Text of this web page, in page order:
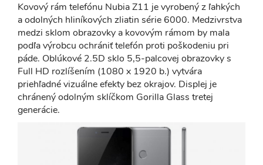
Kovový rám telefónu Nubia Z11 je vyrobený z ľahkých
a odolných hliníkových zliatin série 6000. Medzivrstva
medzi sklom obrazovky a kovovým rámom by mala
podľa výrobcu ochrániť telefón proti poškodeniu pri
páde. Oblúkové 2.5D sklo 5,5-palcovej obrazovky s
Full HD rozlíšením (1080 x 1920 b.) vytvára
priehľadné vizuálne efekty bez okrajov. Displej je
chránený odolným sklíčkom Gorilla Glass tretej
generácie.